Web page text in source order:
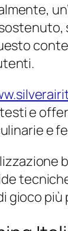
e
e
gioco